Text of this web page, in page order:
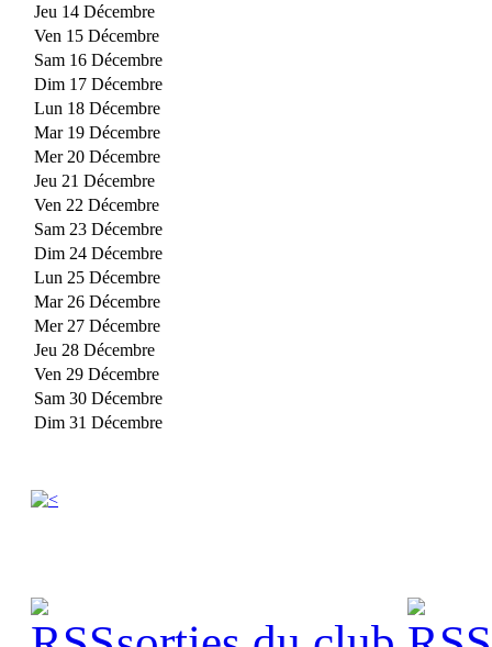
Jeu 14 Décembre
Ven 15 Décembre
Sam 16 Décembre
Dim 17 Décembre
Lun 18 Décembre
Mar 19 Décembre
Mer 20 Décembre
Jeu 21 Décembre
Ven 22 Décembre
Sam 23 Décembre
Dim 24 Décembre
Lun 25 Décembre
Mar 26 Décembre
Mer 27 Décembre
Jeu 28 Décembre
Ven 29 Décembre
Sam 30 Décembre
Dim 31 Décembre